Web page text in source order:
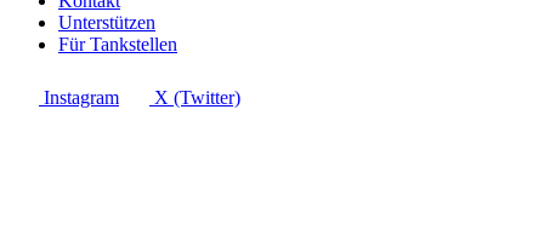
Unterstützen
Für Tankstellen
Instagram X (Twitter)